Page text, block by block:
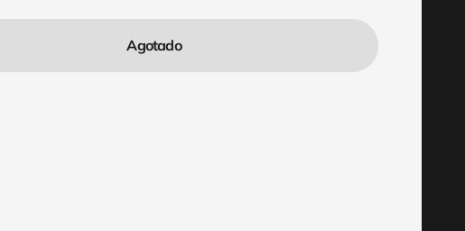
Agotado